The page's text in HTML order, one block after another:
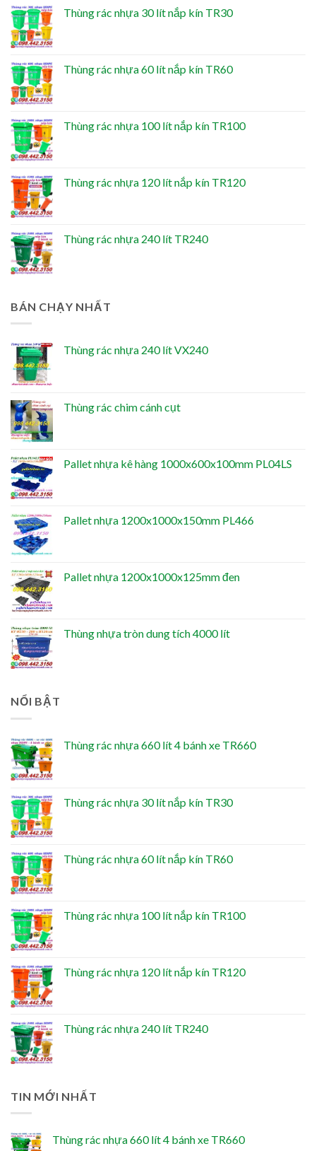
Thùng rác nhựa 30 lít nắp kín TR30
Thùng rác nhựa 60 lít nắp kín TR60
Thùng rác nhựa 100 lít nắp kín TR100
Thùng rác nhựa 120 lít nắp kín TR120
Thùng rác nhựa 240 lít TR240
BÁN CHẠY NHẤT
Thùng rác nhựa 240 lít VX240
Thùng rác chim cánh cụt
Pallet nhựa kê hàng 1000x600x100mm PL04LS
Pallet nhựa 1200x1000x150mm PL466
Pallet nhựa 1200x1000x125mm đen
Thùng nhựa tròn dung tích 4000 lít
NỔI BẬT
Thùng rác nhựa 660 lít 4 bánh xe TR660
Thùng rác nhựa 30 lít nắp kín TR30
Thùng rác nhựa 60 lít nắp kín TR60
Thùng rác nhựa 100 lít nắp kín TR100
Thùng rác nhựa 120 lít nắp kín TR120
Thùng rác nhựa 240 lít TR240
TIN MỚI NHẤT
Thùng rác nhựa 660 lít 4 bánh xe TR660